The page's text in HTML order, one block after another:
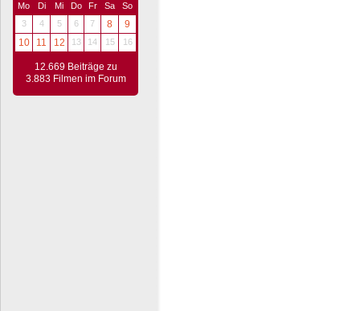
Mo Di Mi Do Fr Sa
So
3
4 5 6 7 8
9
10
11 12 13 14 15 16
12.669 Beiträge zu
3.883 Filmen im Forum